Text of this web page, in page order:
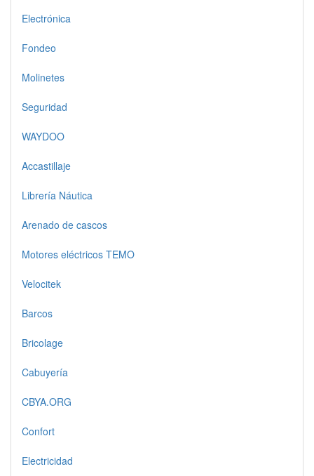
Electrónica
Fondeo
Molinetes
Seguridad
WAYDOO
Accastillaje
Librería Náutica
Arenado de cascos
Motores eléctricos TEMO
Velocitek
Barcos
Bricolage
Cabuyería
CBYA.ORG
Confort
Electricidad